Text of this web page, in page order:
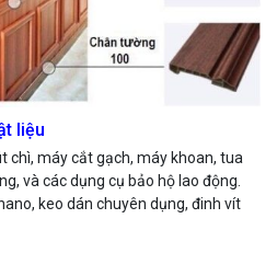
liệu
chì, máy cắt gạch, máy khoan, tua
và các dụng cụ bảo hộ lao động.
keo dán chuyên dụng, đinh vít